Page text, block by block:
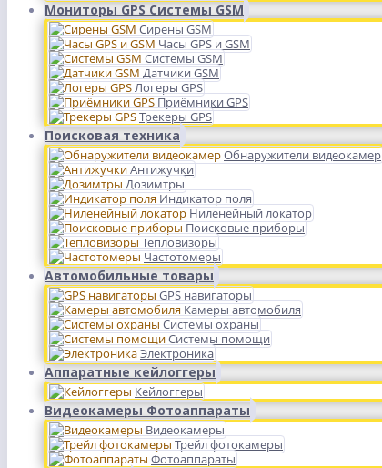
Мониторы GPS Системы GSM
Сирены GSM
Часы GPS и GSM
Системы GSM
Датчики GSM
Логеры GPS
Приёмники GPS
Трекеры GPS
Поисковая техника
Обнаружители видеокамер
Антижучки
Дозимтры
Индикатор поля
Ниленейный локатор
Поисковые приборы
Тепловизоры
Частотомеры
Автомобильные товары
GPS навигаторы
Камеры автомобиля
Системы охраны
Системы помощи
Электроника
Аппаратные кейлоггеры
Кейлоггеры
Видеокамеры Фотоаппараты
Видеокамеры
Трейл фотокамеры
Фотоаппараты